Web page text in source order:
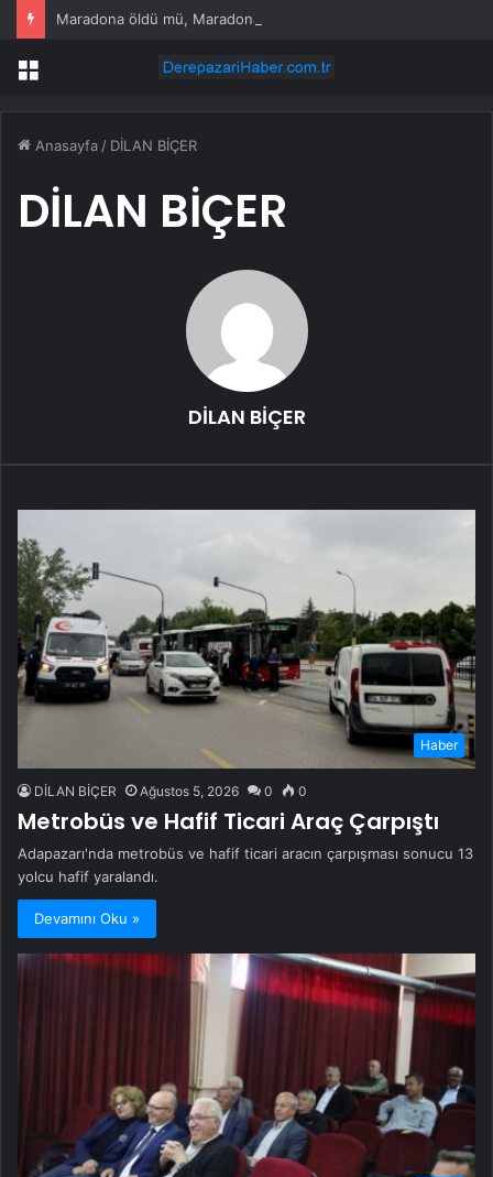
Maradona öldü mü, Maradona neden öldü?
Menü
Anasayfa / DİLAN BİÇER
DİLAN BİÇER
DİLAN BİÇER
Haber
DİLAN BİÇER Ağustos 5, 2026 0 0
Metrobüs ve Hafif Ticari Araç Çarpıştı
Adapazarı'nda metrobüs ve hafif ticari aracın çarpışması sonucu 13
yolcu hafif yaralandı.
Devamını Oku »